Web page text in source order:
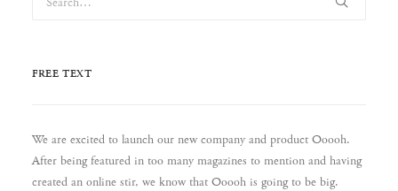
FREE TEXT
We are excited to launch our new company and product Ooooh.
After being featured in too many magazines to mention and having
created an online stir, we know that Ooooh is going to be big.